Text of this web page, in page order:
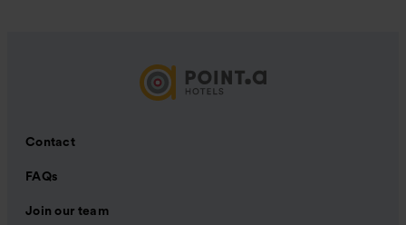
Contact
FAQs
Join our team